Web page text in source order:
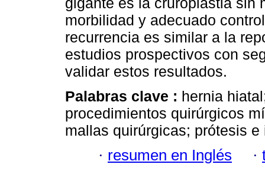
morbilidad y adecuado
recurrencia es similar a la
estudios prospectivos con
validar estos resultados.
Palabras clave : hernia
procedimientos quirúrgicos
mallas quirúrgicas; prótesis e
· resumen en Inglés ·